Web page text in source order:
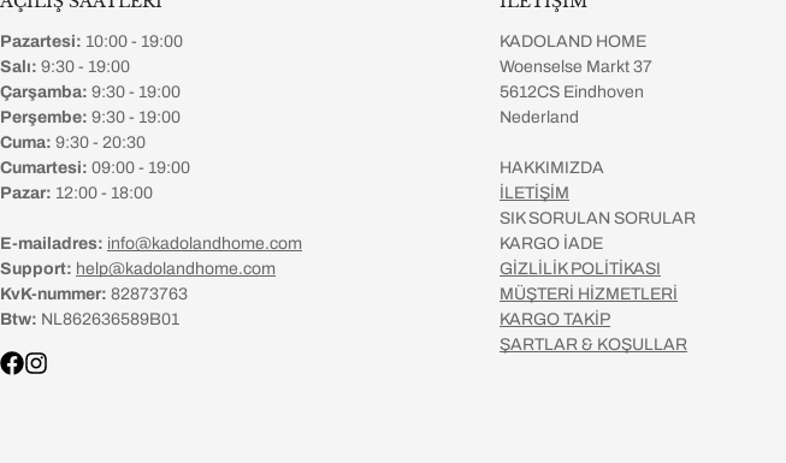
Pazartesi: 10:00 - 19:00
Salı: 9:30 - 19:00
Çarşamba: 9:30 - 19:00
Perşembe: 9:30 - 19:00
Cuma: 9:30 - 20:30
Cumartesi: 09:00 - 19:00
Pazar: 12:00 - 18:00
E-mailadres: info@kadolandhome.com
Support: help@kadolandhome.com
KvK-nummer: 82873763
Btw: NL862636589B01
KADOLAND HOME
Woenselse Markt 37
5612CS Eindhoven
Nederland
HAKKIMIZDA
İLETİŞİM
SIK SORULAN SORULAR
KARGO İADE
GİZLİLİK POLİTİKASI
MÜŞTERİ HİZMETLERİ
KARGO TAKİP
ŞARTLAR & KOŞULLAR